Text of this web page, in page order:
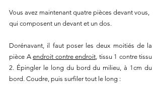
Vous avez maintenant quatre pièces devant vous,
qui composent un devant et un dos.
Dorénavant, il faut poser les deux moitiés de la
pièce A endroit contre endroit , tissu 1 contre tissu
2. Épingler le long du bord du milieu, à 1cm du
bord. Coudre, puis surfiler tout le long :